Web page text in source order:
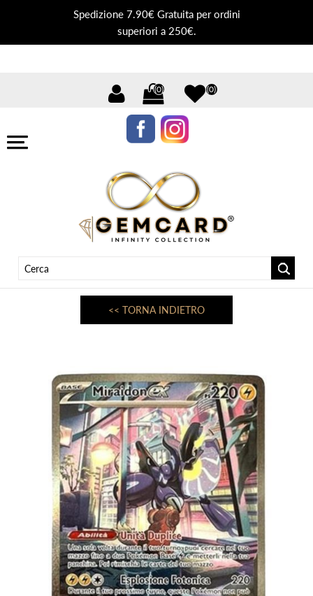
Spedizione 7.90€ Gratuita per ordini
superiori a 250€.
(0) (0)
<< TORNA INDIETRO